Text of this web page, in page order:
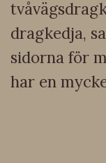
dragkedja,
sidorna för
har en